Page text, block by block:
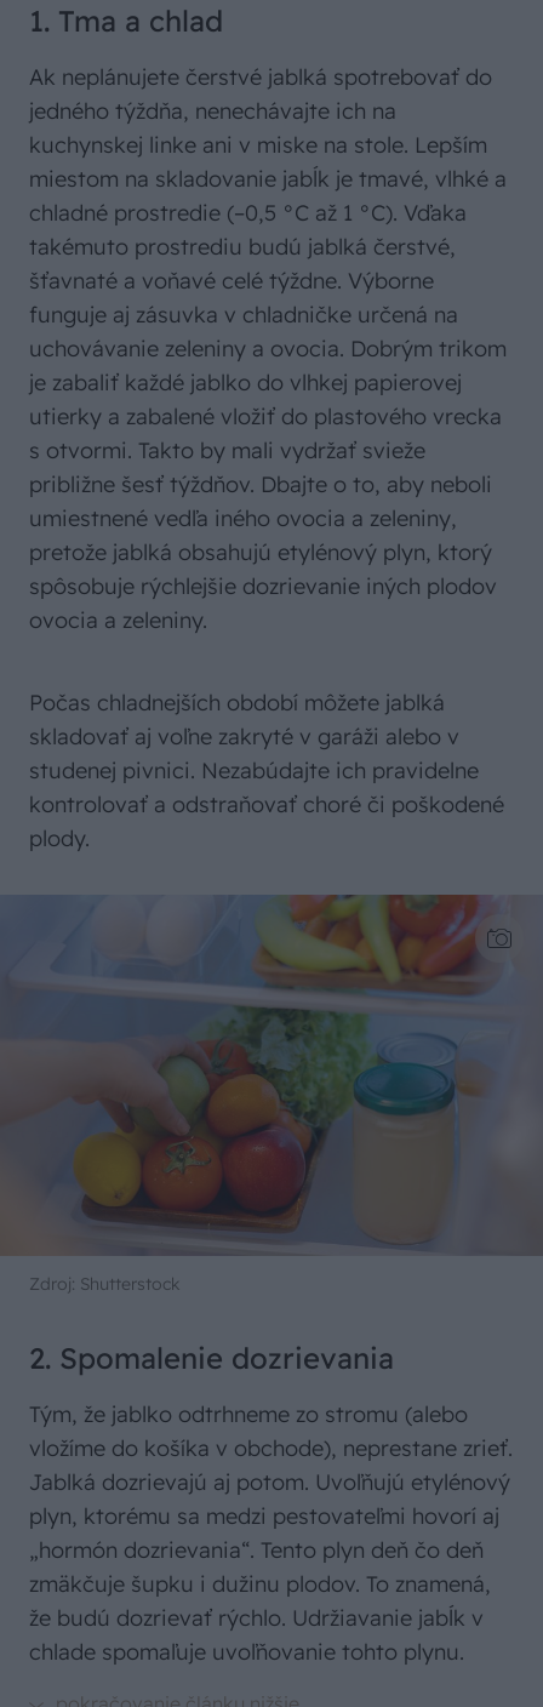
1. Tma a chlad
Ak neplánujete čerstvé jablká spotrebovať do
jedného týždňa, nenechávajte ich na
kuchynskej linke ani v miske na stole. Lepším
miestom na skladovanie jabĺk je tmavé, vlhké a
chladné prostredie (–0,5 °C až 1 °C). Vďaka
takémuto prostrediu budú jablká čerstvé,
šťavnaté a voňavé celé týždne. Výborne
funguje aj zásuvka v chladničke určená na
uchovávanie zeleniny a ovocia. Dobrým trikom
je zabaliť každé jablko do vlhkej papierovej
utierky a zabalené vložiť do plastového vrecka
s otvormi. Takto by mali vydržať svieže
približne šesť týždňov. Dbajte o to, aby neboli
umiestnené vedľa iného ovocia a zeleniny,
pretože jablká obsahujú etylénový plyn, ktorý
spôsobuje rýchlejšie dozrievanie iných plodov
ovocia a zeleniny.
Počas chladnejších období môžete jablká
skladovať aj voľne zakryté v garáži alebo v
studenej pivnici. Nezabúdajte ich pravidelne
kontrolovať a odstraňovať choré či poškodené
plody.
Zdroj: Shutterstock
2. Spomalenie dozrievania
Tým, že jablko odtrhneme zo stromu (alebo
vložíme do košíka v obchode), neprestane zrieť.
Jablká dozrievajú aj potom. Uvoľňujú etylénový
plyn, ktorému sa medzi pestovateľmi hovorí aj
„hormón dozrievania“. Tento plyn deň čo deň
zmäkčuje šupku i dužinu plodov. To znamená,
že budú dozrievať rýchlo. Udržiavanie jabĺk v
chlade spomaľuje uvoľňovanie tohto plynu.